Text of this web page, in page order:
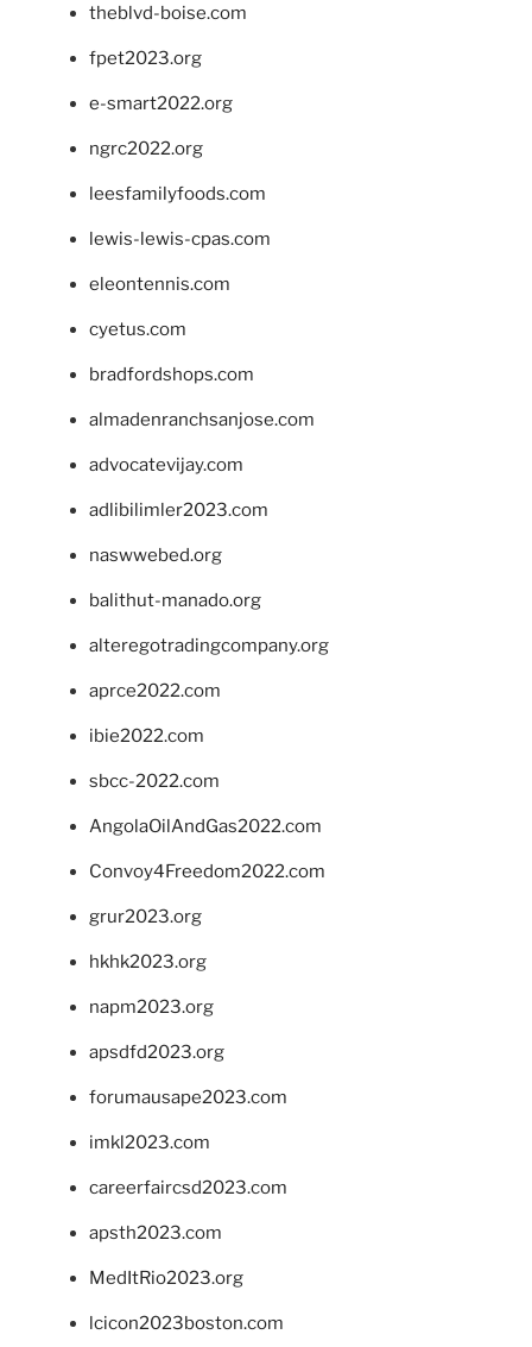
theblvd-boise.com
fpet2023.org
e-smart2022.org
ngrc2022.org
leesfamilyfoods.com
lewis-lewis-cpas.com
eleontennis.com
cyetus.com
bradfordshops.com
almadenranchsanjose.com
advocatevijay.com
adlibilimler2023.com
naswwebed.org
balithut-manado.org
alteregotradingcompany.org
aprce2022.com
ibie2022.com
sbcc-2022.com
AngolaOilAndGas2022.com
Convoy4Freedom2022.com
grur2023.org
hkhk2023.org
napm2023.org
apsdfd2023.org
forumausape2023.com
imkl2023.com
careerfaircsd2023.com
apsth2023.com
MedItRio2023.org
lcicon2023boston.com